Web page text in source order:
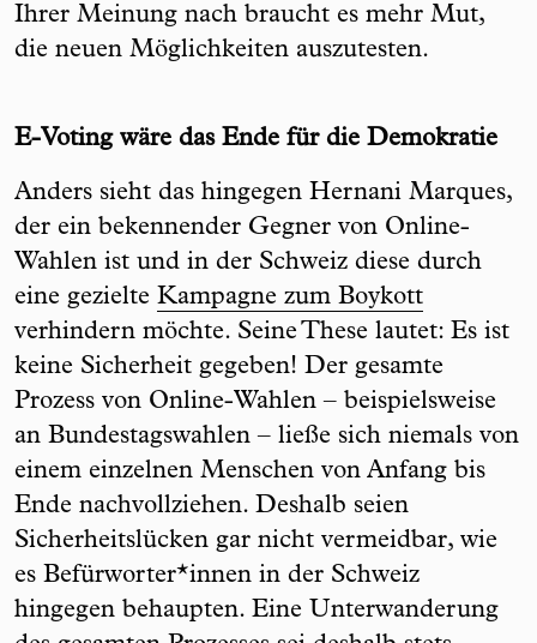
Ihrer Meinung nach braucht es mehr Mut,
die neuen Möglichkeiten auszutesten.
E-Voting wäre das Ende für die Demokratie
Anders sieht das hingegen Hernani Marques,
der ein bekennender Gegner von Online-
Wahlen ist und in der Schweiz diese durch
eine gezielte Kampagne zum Boykott
verhindern möchte. Seine These lautet: Es ist
keine Sicherheit gegeben! Der gesamte
Prozess von Online-Wahlen – beispielsweise
an Bundestagswahlen – ließe sich niemals von
einem einzelnen Menschen von Anfang bis
Ende nachvollziehen. Deshalb seien
Sicherheitslücken gar nicht vermeidbar, wie
es Befürworter*innen in der Schweiz
hingegen behaupten. Eine Unterwanderung